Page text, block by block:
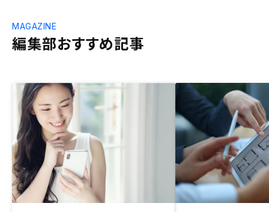
編集部おすすめ記事
MAGAZINE